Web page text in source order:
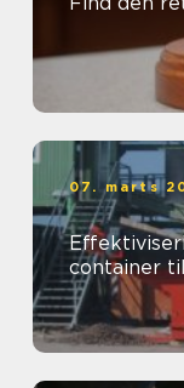
07. marts
container